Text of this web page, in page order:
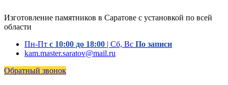
Изготовление памятников в Саратове с установкой по всей
области
Пн-Пт с 10:00 до 18:00 | Сб, Вс По записи
kam.master.saratov@mail.ru
Обратный звонок